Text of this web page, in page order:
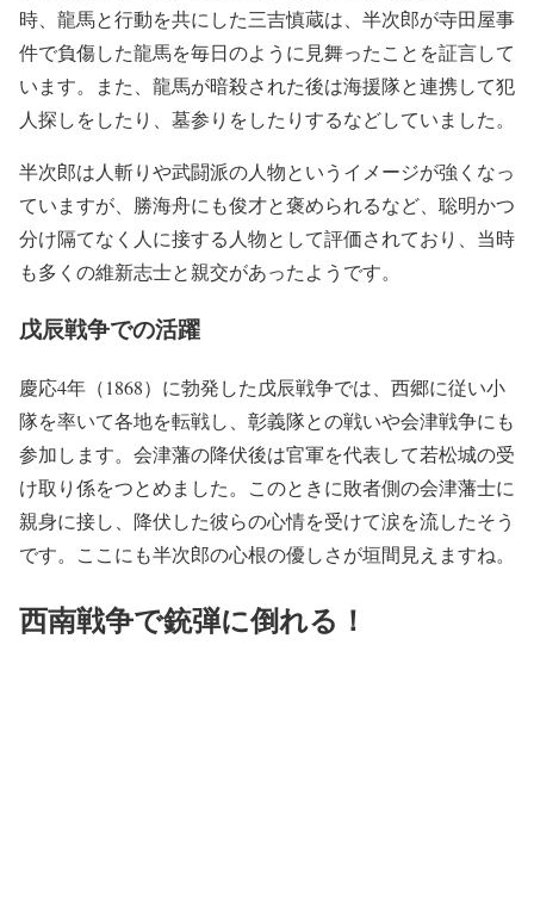
時、龍馬と行動を共にした三吉慎蔵は、半次郎が寺田屋事
件で負傷した龍馬を毎日のように見舞ったことを証言して
います。また、龍馬が暗殺された後は海援隊と連携して犯
人探しをしたり、墓参りをしたりするなどしていました。
半次郎は人斬りや武闘派の人物というイメージが強くなっ
ていますが、勝海舟にも俊才と褒められるなど、聡明かつ
分け隔てなく人に接する人物として評価されており、当時
も多くの維新志士と親交があったようです。
戊辰戦争での活躍
慶応4年（1868）に勃発した戊辰戦争では、西郷に従い小
隊を率いて各地を転戦し、彰義隊との戦いや会津戦争にも
参加します。会津藩の降伏後は官軍を代表して若松城の受
け取り係をつとめました。このときに敗者側の会津藩士に
親身に接し、降伏した彼らの心情を受けて涙を流したそう
です。ここにも半次郎の心根の優しさが垣間見えますね。
西南戦争で銃弾に倒れる！